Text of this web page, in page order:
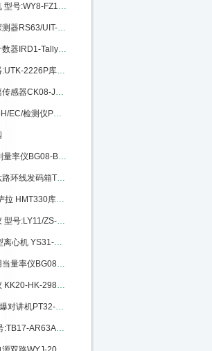
FZ102库号：M11164
UIT-200库号：M205958
Tally-2库号：M268951
库号：M299373
JCS1501：M312598
仪PX22-801：M322544
BG9511 M372057
码箱TX98-A+M396103
库号：M402012
ZS-202库号：M206882
mini G：M252364
BG08-BG9521：M283079
298库号：M287403
PTX760库号：M294940
AR63A库号：M301367